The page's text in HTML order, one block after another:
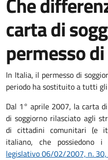
carta di
permesso
In Italia, il permesso di
periodo ha sostituito a tutti
Dal 1° aprile 2007, la carta
di soggiorno rilasciato agli
di cittadini comunitari (e
italiano, che possiedono
legislativo 06/02/2007, n.